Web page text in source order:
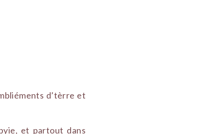
d’tèrre et
et partout dans